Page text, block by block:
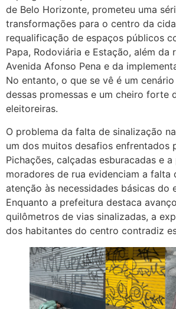
de Belo Horizonte, prometeu uma
transformações para o centro da
requalificação de espaços públicos
Papa, Rodoviária e Estação, além da
Avenida Afonso Pena e da
No entanto, o que se vê é um
dessas promessas e um cheiro forte
eleitoreiras.
O problema da falta de sinalização
um dos muitos desafios enfrentados
Pichações, calçadas esburacadas e
moradores de rua evidenciam a falta
atenção às necessidades básicas do
Enquanto a prefeitura destaca
quilômetros de vias sinalizadas, a
dos habitantes do centro contradiz